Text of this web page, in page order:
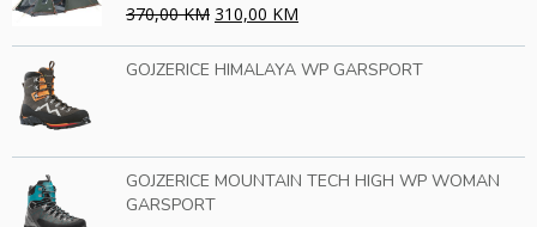
370,00 KM 310,00 KM
GOJZERICE HIMALAYA WP GARSPORT
GOJZERICE MOUNTAIN TECH HIGH WP WOMAN
GARSPORT